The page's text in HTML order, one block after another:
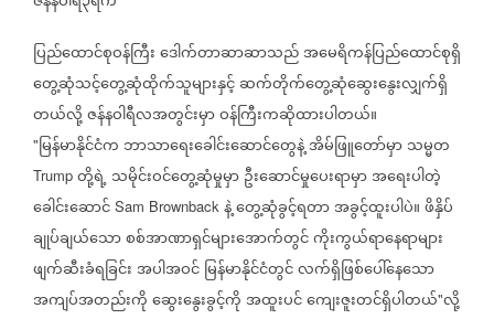
ပြည်ထောင်စုဝန်ကြီးဒေါက်တာဆာဆာသည်အမေရိကန်ပြည်ထောင်စုရှိ
တွေ့ဆုံသင့်တွေ့ဆုံထိုက်သူများနှင့်ဆက်တိုက်တွေ့ဆုံဆွေးနွေးလျှက်ရှိ
တယ်လို့ဇန်နဝါရီလအတွင်းမှာဝန်ကြီးကဆိုထားပါတယ်။
"မြန်မာနိုင်ငံက ဘာသာရေးခေါင်းဆောင်တွေနဲ့အိမ်ဖြူတော်မှာသမ္မတ
Trump တို့ရဲ့သမိုင်းဝင်တွေ့ဆုံမှုမှာဦးဆောင်မှုပေးရာမှာအရေးပါတဲ့
ခေါင်းဆောင် Sam Brownback နဲ့တွေ့ဆုံခွင့်ရတာအခွင့်ထူးပါပဲ။ဖိနှိပ်
ချုပ်ချယ်သောစစ်အာဏာရှင်များအောက်တွင်ကိုးကွယ်ရာနေရာများ
ဖျက်ဆီးခံရခြင်းအပါအဝင်မြန်မာနိုင်ငံတွင်လက်ရှိဖြစ်ပေါ်နေသော
အကျပ်အတည်းကိုဆွေးနွေးခွင့်ကိုအထူးပင်ကျေးဇူးတင်ရှိပါတယ်"လို့